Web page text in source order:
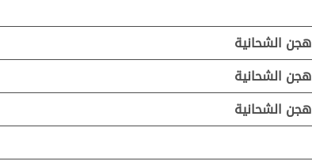
هجن الشحانية
هجن الشحانية
هجن الشحانية